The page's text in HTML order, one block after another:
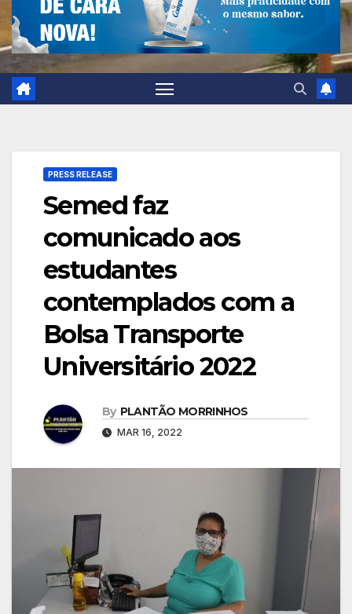
PRESS RELEASE
Semed faz
comunicado aos
estudantes
contemplados com a
Bolsa Transporte
Universitário 2022
By PLANTÃO MORRINHOS
MAR 16, 2022